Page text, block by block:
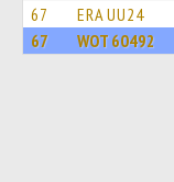
67 ERA UU24
67 WOT 60492